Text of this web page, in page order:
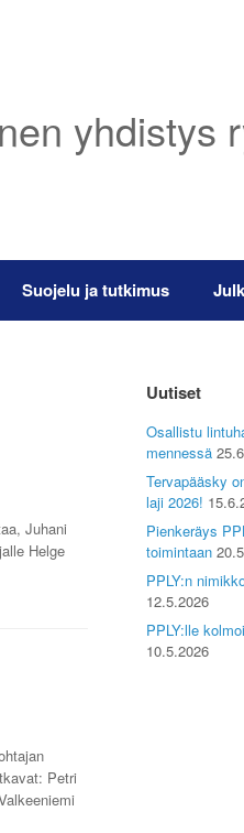
yhdistys
Suojelu ja tutkimus
Juhani
Helge
Petri
Uutiset
Osallistu
mennessä
Tervapääsky
laji 2026!
Pienkeräys
toimintaan
PPLY:n
12.5.2026
PPLY:lle
10.5.2026